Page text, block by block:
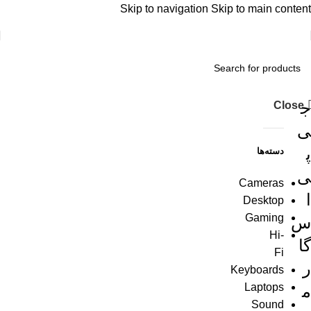
Skip to navigation Skip to main content
ج
ی
پ
ی
س
گا
ر
م
Close
دسته‌ها
Cameras
Desktop
Gaming
Hi-
Fi
Keyboards
Laptops
Sound